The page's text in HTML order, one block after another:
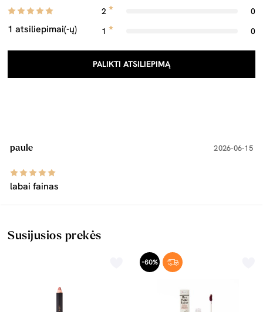
1 atsiliepimai(-ų)
2
0
1
0
PALIKTI ATSILIEPIMĄ
paule 2026-06-15
labai fainas
Susijusios prekės
-60%